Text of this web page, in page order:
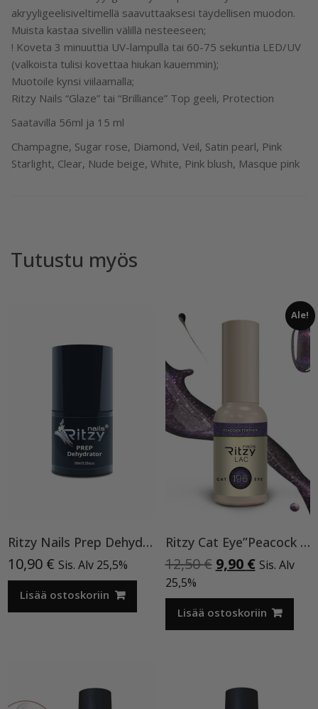
akryyligeelisiveltimellä saavuttaaksesi täydellisen muodon.
Muista kastaa sivellin välillä nesteeseen;
! Koveta 3 minuuttia UV-lampulla tai 60-75 sekuntia LED/UV
(valkoista tulisi kovettaa hiukan kauemmin);
Muotoile kynsi viilaamalla;
Ritzy Nails “Glaze” tai “Brilliance” Top geeli, Protection
Saatavilla 56ml ja 15 ml
Champagne, Sugar rose, Diamond, Veil, Satin pearl, Pink
Starlight, Clear, Nude beige, White, Pink blush, Masque pink
Tutustu myös
Ritzy Nails Prep Dehydrator
10,90 € Sis. Alv 25,5%
Lisää ostoskoriin
Ale!
Ritzy Cat Eye”Peacock feather”196, geelilakka
12,50€ Alkuperäinen
oli:
12,50 €.
9,90 €Nykyinen
on:
9,90 €.
Sis. Alv
25,5%
Lisää ostoskoriin